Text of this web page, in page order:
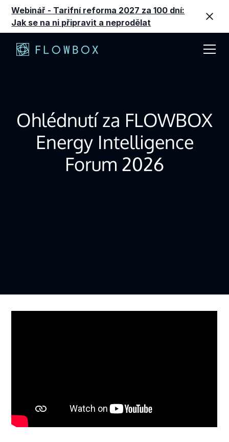
Webinář - Tarifní reforma 2027 za 100 dní:
Jak se na ni připravit a neprodělat
Ohlédnutí za FLOWBOX
Energy Intelligence
Forum 2026